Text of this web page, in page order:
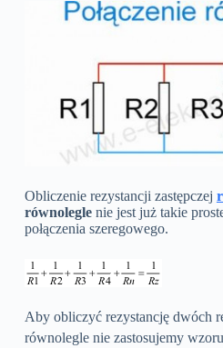
Obliczenie rezystancji zastępczej
równolegle nie jest już takie
połączenia szeregowego.
Aby obliczyć rezystancję dwóch
równolegle nie zastosujemy wzoru